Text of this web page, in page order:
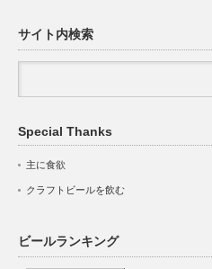
サイト内検索
Special Thanks
主に食欲
クラフトビールを飲む
ビールランキング